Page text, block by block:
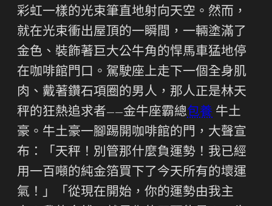
彩虹一樣的光束筆直地射向天空。然而，
就在光束衝出屋頂的一瞬間，一輛塗滿了
金色、裝飾著巨大公牛角的悍馬車猛地停
在咖啡館門口。駕駛座上走下一個全身肌
肉、戴著鑽石項圈的男人，那人正是林天
秤的狂熱追求者——金牛座霸總包養 牛土
豪。牛土豪一腳踢開咖啡館的門，大聲宣
布：「天秤！別管那什麼負運勢！我已經
用一百噸的純金箔買下了今天所有的壞運
氣！」「從現在開始，你的運勢由我主